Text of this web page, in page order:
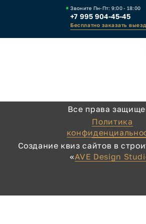
Звоните Пн-Пт: 9:00 - 18:00
+7 995 904-45-45
Бесплатно заказать
КАЛЬКУЛЯТОР
КАК ЗАКАЗАТЬ
Все права
Политика
Создание квиз сайтов в
«AVE Design